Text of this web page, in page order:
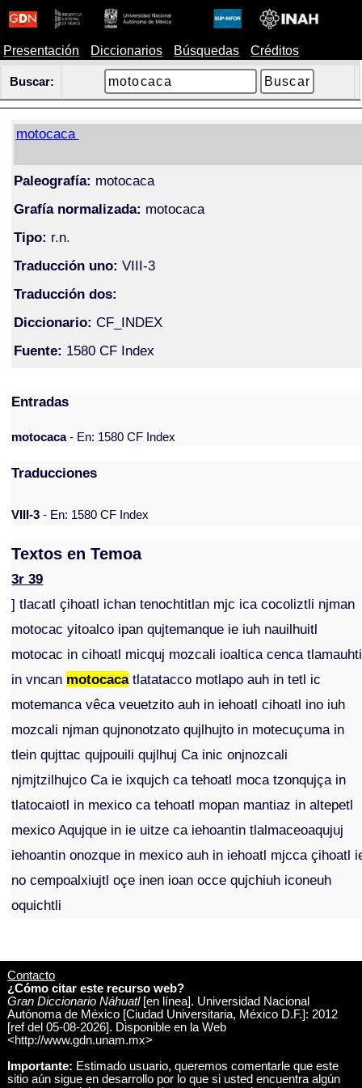
Presentación Diccionarios Búsquedas Créditos
Buscar:
motocaca
Paleografía: motocaca
Grafía normalizada: motocaca
Tipo: r.n.
Traducción uno: VIII-3
Traducción dos:
Diccionario: CF_INDEX
Fuente: 1580 CF Index
Entradas
motocaca- En: 1580 CF Index
Traducciones
VIII-3 - En: 1580 CF Index
Textos en Temoa
3r 39
] tlacatl çihoatl ichan tenochtitlan mjc ica cocoliztli njman
motocac yitoalco ipan qujtemanque ie iuh nauilhuitl
motocac in cihoatl micquj mozcali ioaltica cenca tlamauhti
in vncan motocacatlatatacco motlapo auh in tetl ic
motemanca vêca veuetzito auh in iehoatl cihoatl ino iuh
mozcali njman qujnonotzato qujlhujto in motecuçuma in
tlein qujttac qujpouili qujlhuj Ca inic onjnozcali
njmjtzilhujco Ca ie ixqujch ca tehoatl moca tzonqujça in
tlatocaiotl in mexico ca tehoatl mopan mantiaz in altepetl
mexico Aqujque in ie uitze ca iehoantin tlalmaceoaqujuj
iehoantin onozque in mexico auh in iehoatl mjcca çihoatl
no cempoalxiujtl oçe inen ioan occe qujchiuh iconeuh
oquichtli
Contacto
¿Cómo citar este recurso web?
Gran Diccionario Náhuatl[en línea]. Universidad Nacional
Autónoma de México [Ciudad Universitaria, México D.F.]: 2012
[ref del 05-08-2026]. Disponible en la Web
<http://www.gdn.unam.mx>
Importante: Estimado usuario, queremos comentarle que este
sitio aún sigue en desarrollo por lo que si usted encuentra algún